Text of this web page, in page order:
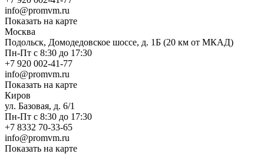
info@promvm.ru
Показать на карте
Москва
Подольск, Домодедовское шоссе, д. 1Б (20 км от МКАД)
Пн-Пт с 8:30 до 17:30
+7 920 002-41-77
info@promvm.ru
Показать на карте
Киров
ул. Базовая, д. 6/1
Пн-Пт с 8:30 до 17:30
+7 8332 70-33-65
info@promvm.ru
Показать на карте